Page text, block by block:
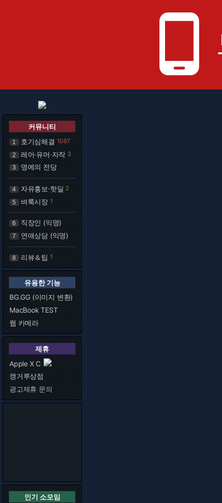
phone_android
커뮤니티
1 호기심해결 1087
2 레어·유머·자작 3
3 명예의 전당
4 자유홍보·핫딜 2
5 벼룩시장 1
6 직장인 (익명)
7 연애상담 (익명)
8 리뷰＆팁 1
유용한 기능
BG.GG (이미지 변환)
MacBook TEST
웹 카메라
제휴
Apple X C
캥거루상점
광고제휴 문의
인기 소모임